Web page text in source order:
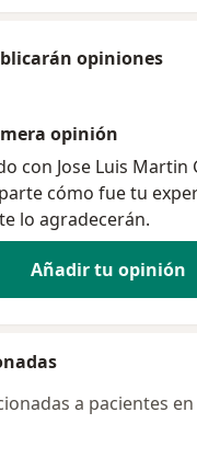
opiniones
opinión
con Jose Luis Martin
cómo fue tu
lo agradecerán.
Añadir tu opinión
a pacientes